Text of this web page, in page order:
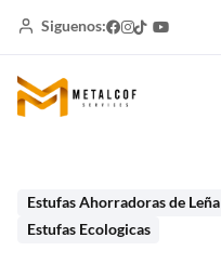
Siguenos:
Estufas Ahorradoras de Leña
Estufas Ecologicas